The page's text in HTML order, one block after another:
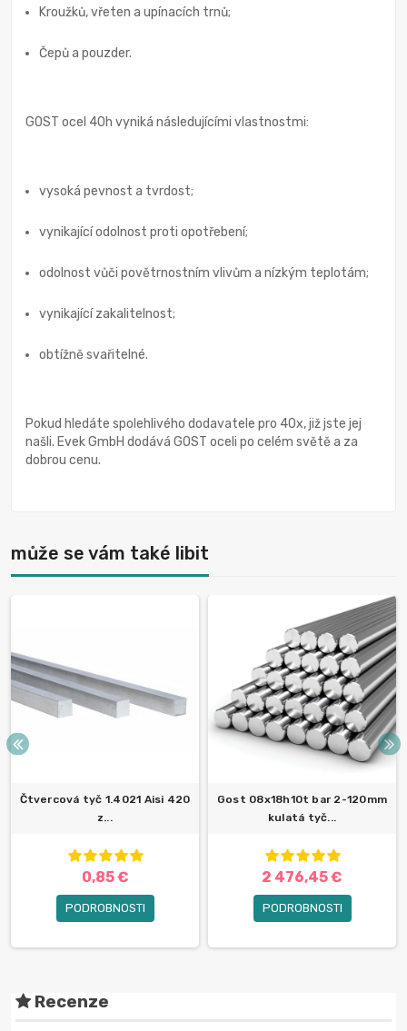
Kroužků, vřeten a upínacích trnů;
Čepů a pouzder.
GOST ocel 40h vyniká následujícími vlastnostmi:
vysoká pevnost a tvrdost;
vynikající odolnost proti opotřebení;
odolnost vůči povětrnostním vlivům a nízkým teplotám;
vynikající zakalitelnost;
obtížně svařitelné.
Pokud hledáte spolehlivého dodavatele pro 40x, již jste jej
našli. Evek GmbH dodává GOST oceli po celém světě a za
dobrou cenu.
může se vám také libit
Čtvercová tyč 1.4021 Aisi 420
z...
0,85 €
PODROBNOSTI
Gost 08x18h10t bar 2-120mm
kulatá tyč...
2 476,45 €
PODROBNOSTI
Recenze